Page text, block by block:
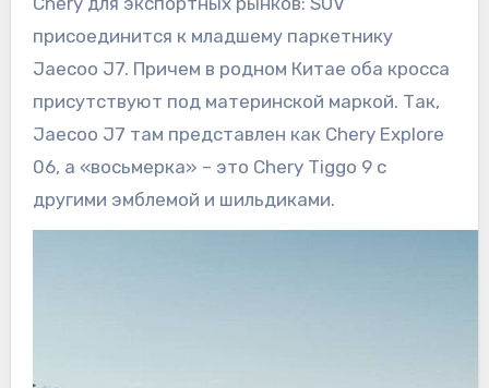
присоединится к младшему паркетнику
Jaecoo J7. Причем в родном Китае оба кросса
присутствуют под материнской маркой. Так,
Jaecoo J7 там представлен как Chery Explore
06, а «восьмерка» – это Chery Tiggo 9 с
другими эмблемой и шильдиками.